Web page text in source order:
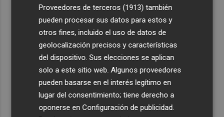
El homenaje a Ferran Torres en Foios, en imágenes
Ferran Torres, recibido con un baño de masas en su
pueblo: "Allá donde voy siempre digo que soy de Foios"
Proveedores de terceros (1913) también
pueden procesar sus datos para estos y
otros fines, incluido el uso de datos de
geolocalización precisos y características
del dispositivo. Sus elecciones se aplican
solo a este sitio web. Algunos proveedores
pueden basarse en el interés legítimo en
lugar del consentimiento; tiene derecho a
oponerse enConfiguración de publicidad.